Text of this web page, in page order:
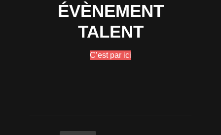
ÉVÈNEMENT
TALENT
C’est par ici